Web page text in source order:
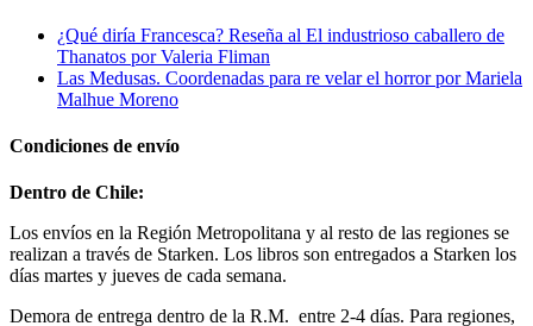
¿Qué diría Francesca? Reseña al El industrioso caballero de
Thanatos por Valeria Fliman
Las Medusas. Coordenadas para re velar el horror por Mariela
Malhue Moreno
Condiciones de envío
Dentro de Chile:
Los envíos en la Región Metropolitana y al resto de las regiones se
realizan a través de Starken. Los libros son entregados a Starken los
días martes y jueves de cada semana.
Demora de entrega dentro de la R.M. entre 2-4 días. Para regiones,